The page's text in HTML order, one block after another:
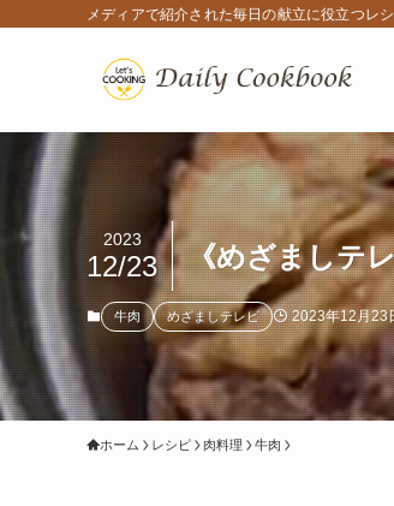
メディアで紹介された毎日の献立に役立つレ
《めざましテ
2023
12/23
牛肉 めざましテレビ 2023年12月23
ホーム レシピ 肉料理 牛肉